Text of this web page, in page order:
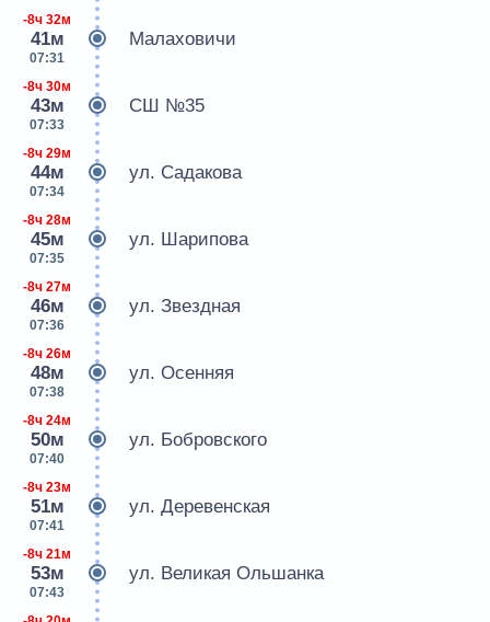
-8ч 32м
41м
07:31
Малаховичи
-8ч 30м
43м
07:33
СШ №35
-8ч 29м
44м
07:34
ул. Садакова
-8ч 28м
45м
07:35
ул. Шарипова
-8ч 27м
46м
07:36
ул. Звездная
-8ч 26м
48м
07:38
ул. Осенняя
-8ч 24м
50м
07:40
ул. Бобровского
-8ч 23м
51м
07:41
ул. Деревенская
-8ч 21м
53м
07:43
ул. Великая Ольшанка